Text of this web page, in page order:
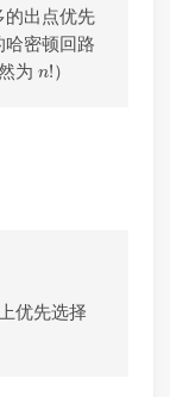
的出点优先
密顿回路
为n!!）
优先选择